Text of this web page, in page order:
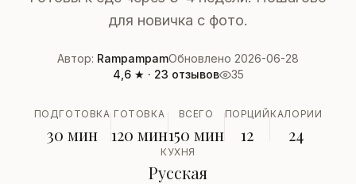
для новичка с фото.
Автор: RampampamОбновлено 2026-06-28
4,6 ★ · 23 отзывов
35
ПОДГОТОВКА
30 мин
ГОТОВКА
120 мин
ВСЕГО
150 мин
ПОРЦИЙ
12
КАЛОРИИ
24
КУХНЯ
Русская